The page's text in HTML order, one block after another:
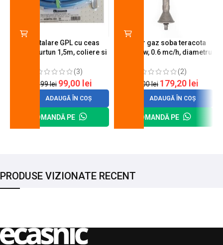
Kit instalare GPL cu ceas
butelie, furtun 1,5m, coliere si
(3)
120,99lei 99,00 lei
ADAUGĂ ÎN COȘ
COMANDĂ PE
Arzator gaz soba teracota
A600, 6 kw, 0.6 mc/h, diametru
(2)
200,00lei 179,20 lei
ADAUGĂ ÎN COȘ
COMANDĂ PE
PRODUSE VIZIONATE RECENT